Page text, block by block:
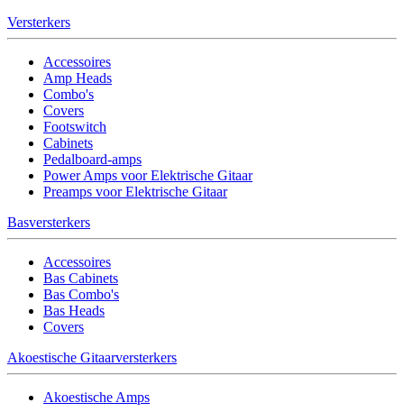
Versterkers
Accessoires
Amp Heads
Combo's
Covers
Footswitch
Cabinets
Pedalboard-amps
Power Amps voor Elektrische Gitaar
Preamps voor Elektrische Gitaar
Basversterkers
Accessoires
Bas Cabinets
Bas Combo's
Bas Heads
Covers
Akoestische Gitaarversterkers
Akoestische Amps